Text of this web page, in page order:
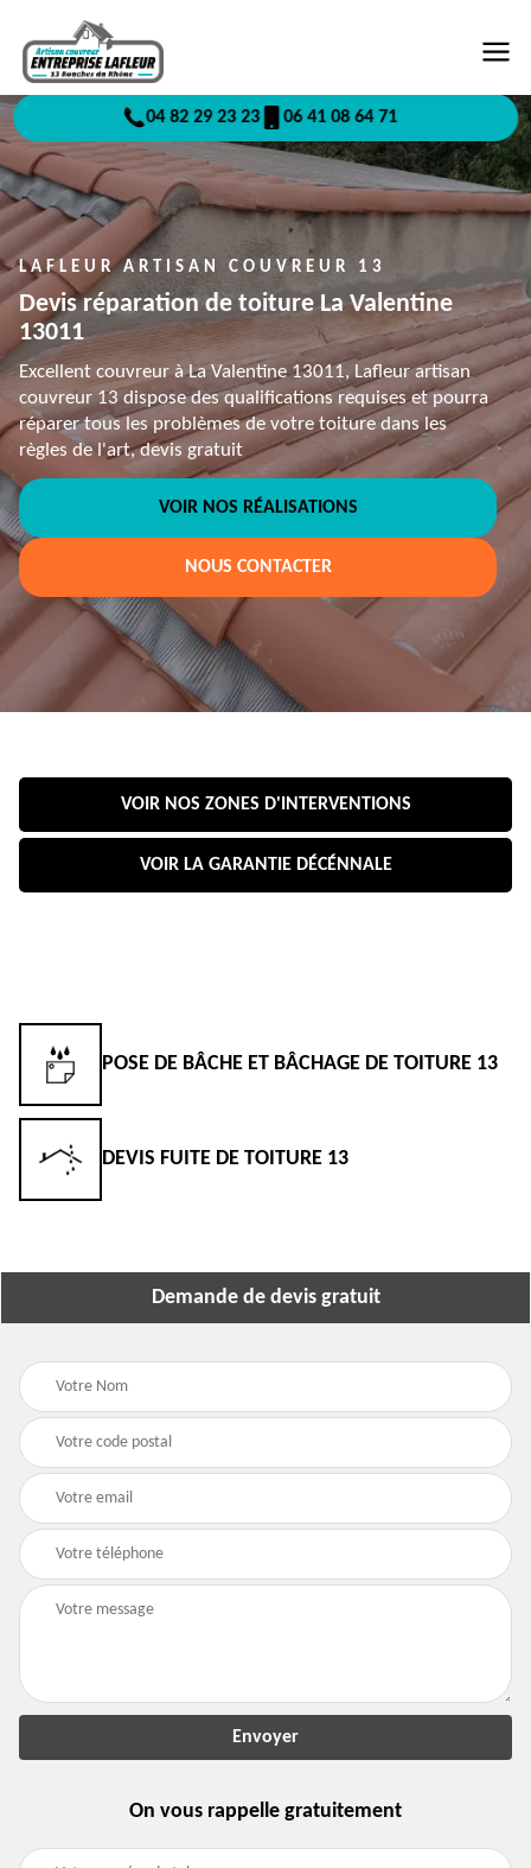
04 82 29 23 23 06 41 08 64 71
LAFLEUR ARTISAN COUVREUR 13
Devis réparation de toiture La Valentine
13011
Excellent couvreur à La Valentine 13011, Lafleur artisan
couvreur 13 dispose des qualifications requises et pourra
réparer tous les problèmes de votre toiture dans les
règles de l'art, devis gratuit
VOIR NOS RÉALISATIONS
NOUS CONTACTER
VOIR NOS ZONES D'INTERVENTIONS
VOIR LA GARANTIE DÉCÉNNALE
POSE DE BÂCHE ET BÂCHAGE DE TOITURE 13
DEVIS FUITE DE TOITURE 13
Demande de devis gratuit
On vous rappelle gratuitement